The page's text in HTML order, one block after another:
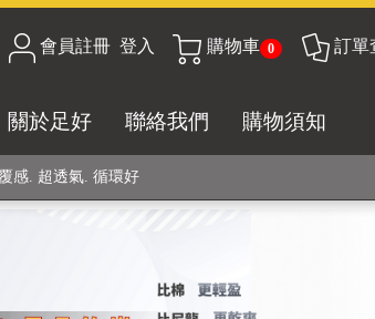
會員註冊 登入 購物車 0 訂單
關於足好 聯絡我們 購物須知
通過多項國際檢驗
感. 超透氣. 循環好
系列